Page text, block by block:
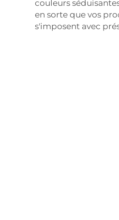
couleurs
en sorte que vos
s'imposent avec